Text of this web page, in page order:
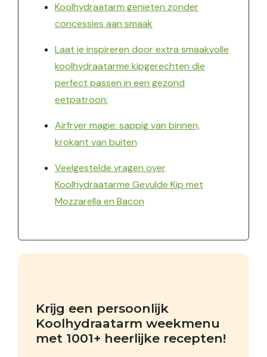
Koolhydraatarm genieten zonder
concessies aan smaak
Laat je inspireren door extra smaakvolle
koolhydraatarme kipgerechten die
perfect passen in een gezond
eetpatroon:
Airfryer magie: sappig van binnen,
krokant van buiten
Veelgestelde vragen over
Koolhydraatarme Gevulde Kip met
Mozzarella en Bacon
Krijg een persoonlijk
Koolhydraatarm weekmenu
met 1001+ heerlijke recepten!